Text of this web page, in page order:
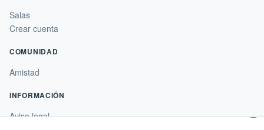
Salas
Crear cuenta
COMUNIDAD
Amistad
INFORMACIÓN
Aviso legal